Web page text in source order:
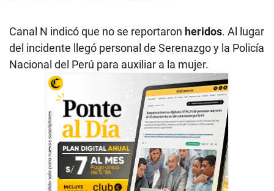
Canal N indicó que no se reportaron heridos. Al lugar
del incidente llegó personal de Serenazgo y la Policía
Nacional del Perú para auxiliar a la mujer.